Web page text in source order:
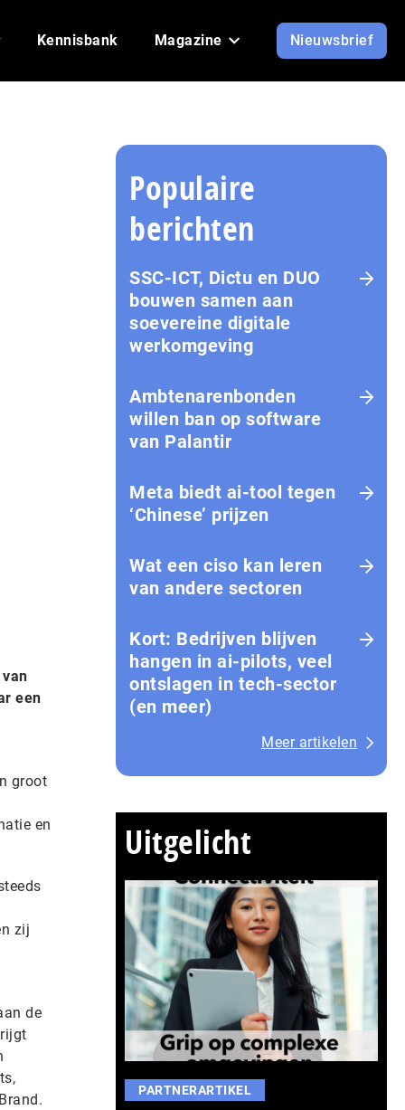
Kennisbank Magazine Nieuwsbrief
een
groot
en
zij
de
Populaire
berichten
SSC-ICT, Dictu en DUO
bouwen samen aan
soevereine digitale
werkomgeving
Ambtenarenbonden
willen ban op software
van Palantir
Meta biedt ai-tool tegen
‘Chinese’ prijzen
Wat een ciso kan leren
van andere sectoren
Kort: Bedrijven blijven
hangen in ai-pilots, veel
ontslagen in tech-sector
(en meer)
Meer artikelen
Uitgelicht
PARTNERARTIKEL